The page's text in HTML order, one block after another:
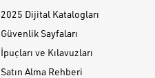
2025 Dijital Katalogları
Güvenlik Sayfaları
İpuçları ve Kılavuzları
Satın Alma Rehberi